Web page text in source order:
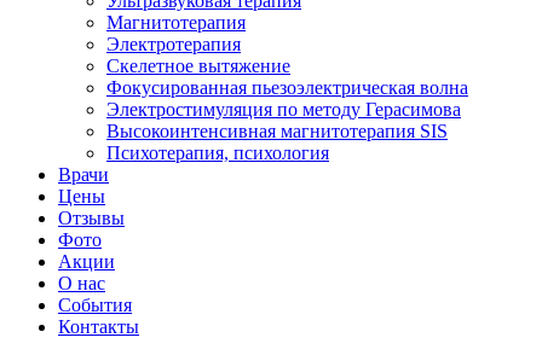
Магнитотерапия
Электротерапия
Скелетное вытяжение
Фокусированная пьезоэлектрическая волна
Электростимуляция по методу Герасимова
Высокоинтенсивная магнитотерапия SIS
Психотерапия, психология
Врачи
Цены
Отзывы
Фото
Акции
О нас
События
Контакты